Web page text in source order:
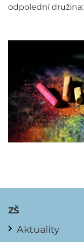
odpolední družina:
ZŠ
Aktuality